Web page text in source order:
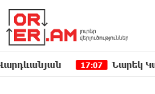
17:07 Նարեկ